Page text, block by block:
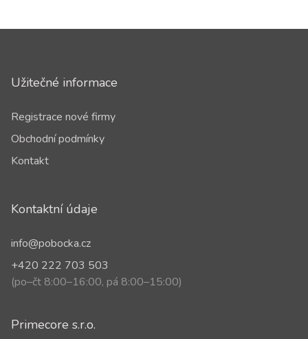
Užitečné informace
Registrace nové firmy
Obchodní podmínky
Kontakt
Kontaktní údaje
info@pobocka.cz
+420 222 703 503
(po–čt 8:00–16:00, pá 8:00–15:00)
Primecore s.r.o.